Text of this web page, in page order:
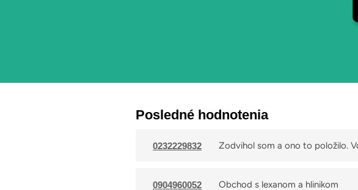
Posledné hodnotenia
0232229832
Zodvihol som a ono to položilo.
0904960052 Obchod s lexanom a hlinikom